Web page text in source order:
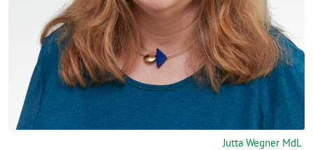
Jutta Wegner MdL